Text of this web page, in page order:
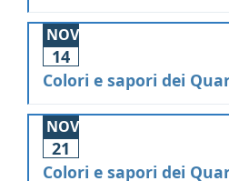
NOV
14
Colori e sapori dei
NOV
21
Colori e sapori dei